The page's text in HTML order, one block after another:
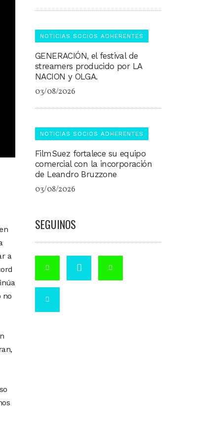
a
no
NOTICIAS SOCIOS ADHERENTES
GENERACIÓN, el festival de
streamers producido por LA
NACION y OLGA.
03/08/2026
NOTICIAS SOCIOS ADHERENTES
FilmSuez fortalece su equipo
comercial con la incorporación
de Leandro Bruzzone
03/08/2026
SEGUINOS